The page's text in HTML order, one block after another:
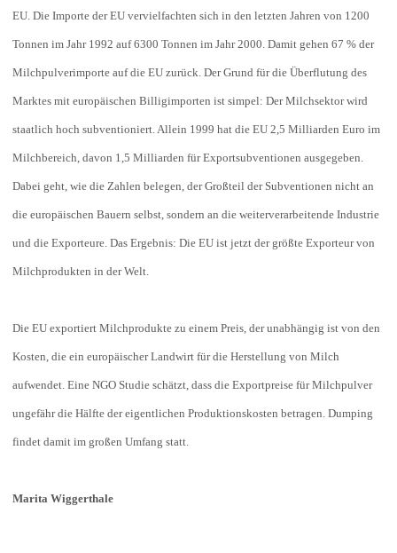
EU. Die Importe der EU vervielfachten sich in den letzten Jahren von 1200
Tonnen im Jahr 1992 auf 6300 Tonnen im Jahr 2000. Damit gehen 67 % der
Milchpulverimporte auf die EU zurück. Der Grund für die Überflutung des
Marktes mit europäischen Billigimporten ist simpel: Der Milchsektor wird
staatlich hoch subventioniert. Allein 1999 hat die EU 2,5 Milliarden Euro im
Milchbereich, davon 1,5 Milliarden für Exportsubventionen ausgegeben.
Dabei geht, wie die Zahlen belegen, der Großteil der Subventionen nicht an
die europäischen Bauern selbst, sondern an die weiterverarbeitende Industrie
und die Exporteure. Das Ergebnis: Die EU ist jetzt der größte Exporteur von
Milchprodukten in der Welt.
Die EU exportiert Milchprodukte zu einem Preis, der unabhängig ist von den
Kosten, die ein europäischer Landwirt für die Herstellung von Milch
aufwendet. Eine NGO Studie schätzt, dass die Exportpreise für Milchpulver
ungefähr die Hälfte der eigentlichen Produktionskosten betragen. Dumping
findet damit im großen Umfang statt.
Marita Wiggerthale